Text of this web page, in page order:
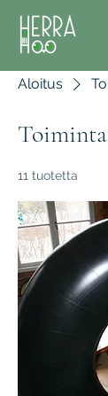
Aloitus
11 tuotetta